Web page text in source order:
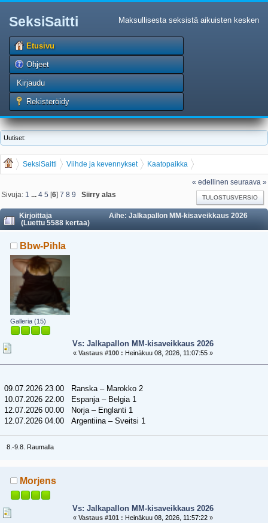
SeksiSaitti Maksullisesta seksistä aikuisten kesken
Etusivu
Ohjeet
Kirjaudu
Rekisteröidy
Uutiset:
SeksiSaitti Viihde ja kevennykset
Kaatopaikka
Jalkapallon MM-kisaveikkaus 2026
« edellinen seuraava »
TULOSTUSVERSIO
Sivuja: 1 ...4 5 [6]7 8 9 Siirry alas
Kirjoittaja
Aihe: Jalkapallon MM-kisaveikkaus 2026
(Luettu 5588 kertaa)
Bbw-Pihla
Galleria (15)
Vs: Jalkapallon MM-kisaveikkaus 2026
«Vastaus #100 : Heinäkuu 08, 2026, 11:07:55 »
09.07.2026 23.00 Ranska – Marokko 2
10.07.2026 22.00 Espanja – Belgia 1
12.07.2026 00.00 Norja – Englanti 1
12.07.2026 04.00 Argentiina – Sveitsi 1
8.-9.8. Raumalla
Morjens
Vs: Jalkapallon MM-kisaveikkaus 2026
«Vastaus #101 : Heinäkuu 08, 2026, 11:57:22 »